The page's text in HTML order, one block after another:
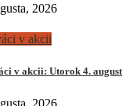
2026
v akcii
v akcii: Utorok 4. august